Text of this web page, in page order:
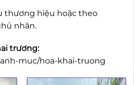
thương hiệu hoặc theo
nhân.
trương:
muc/hoa-khai-truong